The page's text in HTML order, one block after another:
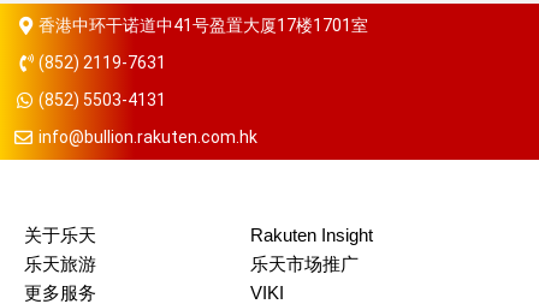
香港中环干诺道中41号盈置大厦17楼1701室
(852) 2119-7631
(852) 5503-4131
info@bullion.rakuten.com.hk
关于乐天
Rakuten Insight
乐天旅游
乐天市场推广
更多服务
VIKI